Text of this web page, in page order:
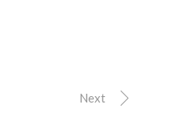
Next